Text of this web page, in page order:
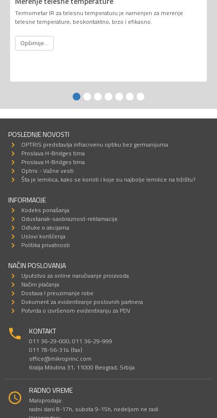
Termometar IR za telesnu temperaturu je namenjen za merenje
telesne temperature, beskontaktno, brzo i efikasno.
Opširnije...
POSLEDNJE NOVOSTI
OPTRIS predstavlja infracrvenu optiku bez germanijuma
Proslava H-Bridges tima
Proslava H-Bridges tima
Optris - Važne vesti
Šta je lemilica, kako se koristi i koje su najbolje lemilice na tržištu?
INFORMACIJE
Kodeks ponašanja
Odustanak-saobraznost-reklamacije
Odluke o akcijama
Uslovi korišćenja
Politika privatnosti
NAČIN POSLOVANJA
Uputstvo za online naručivanje proizvoda
Načini plaćanja
Dostava I preuzimanje robe
Dokument za evidentiranje poslovnih partnera
Potvrda o izvršenom evidentiranju za PDV
KONTAKT
011 36-29-000; 011 36-29-999
011 78-56-314 (fax)
office@mikroprinc.com
Kralja Milutina 31, 11000 Beograd, Srbija
RADNO VREME
Maloprodaja:
radni dani 8-17h, subota 9-15h, nedeljom ne radi